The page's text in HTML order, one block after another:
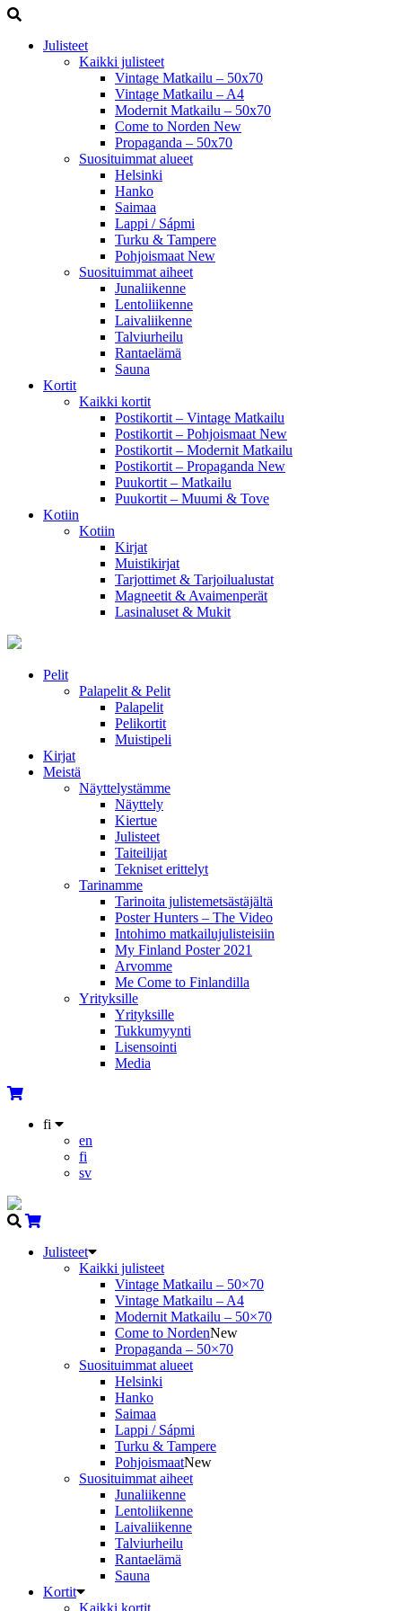
Julisteet
Kaikki julisteet
Vintage Matkailu – 50x70
Vintage Matkailu – A4
Modernit Matkailu – 50x70
Come to Norden New
Propaganda – 50x70
Suosituimmat alueet
Helsinki
Hanko
Saimaa
Lappi / Sápmi
Turku & Tampere
Pohjoismaat New
Suosituimmat aiheet
Junaliikenne
Lentoliikenne
Laivaliikenne
Talviurheilu
Rantaelämä
Sauna
Kortit
Kaikki kortit
Postikortit – Vintage Matkailu
Postikortit – Pohjoismaat New
Postikortit – Modernit Matkailu
Postikortit – Propaganda New
Puukortit – Matkailu
Puukortit – Muumi & Tove
Kotiin
Kotiin
Kirjat
Muistikirjat
Tarjottimet & Tarjoilualustat
Magneetit & Avaimenperät
Lasinaluset & Mukit
Pelit
Palapelit & Pelit
Palapelit
Pelikortit
Muistipeli
Kirjat
Meistä
Näyttelystämme
Näyttely
Kiertue
Julisteet
Taiteilijat
Tekniset erittelyt
Tarinamme
Tarinoita julistemetsästäjältä
Poster Hunters – The Video
Intohimo matkailujulisteisiin
My Finland Poster 2021
Arvomme
Me Come to Finlandilla
Yrityksille
Yrityksille
Tukkumyynti
Lisensointi
Media
fi
en
fi
sv
Julisteet
Kaikki julisteet
Vintage Matkailu – 50×70
Vintage Matkailu – A4
Modernit Matkailu – 50×70
Come to NordenNew
Propaganda – 50×70
Suosituimmat alueet
Helsinki
Hanko
Saimaa
Lappi / Sápmi
Turku & Tampere
PohjoismaatNew
Suosituimmat aiheet
Junaliikenne
Lentoliikenne
Laivaliikenne
Talviurheilu
Rantaelämä
Sauna
Kortit
Kaikki kortit